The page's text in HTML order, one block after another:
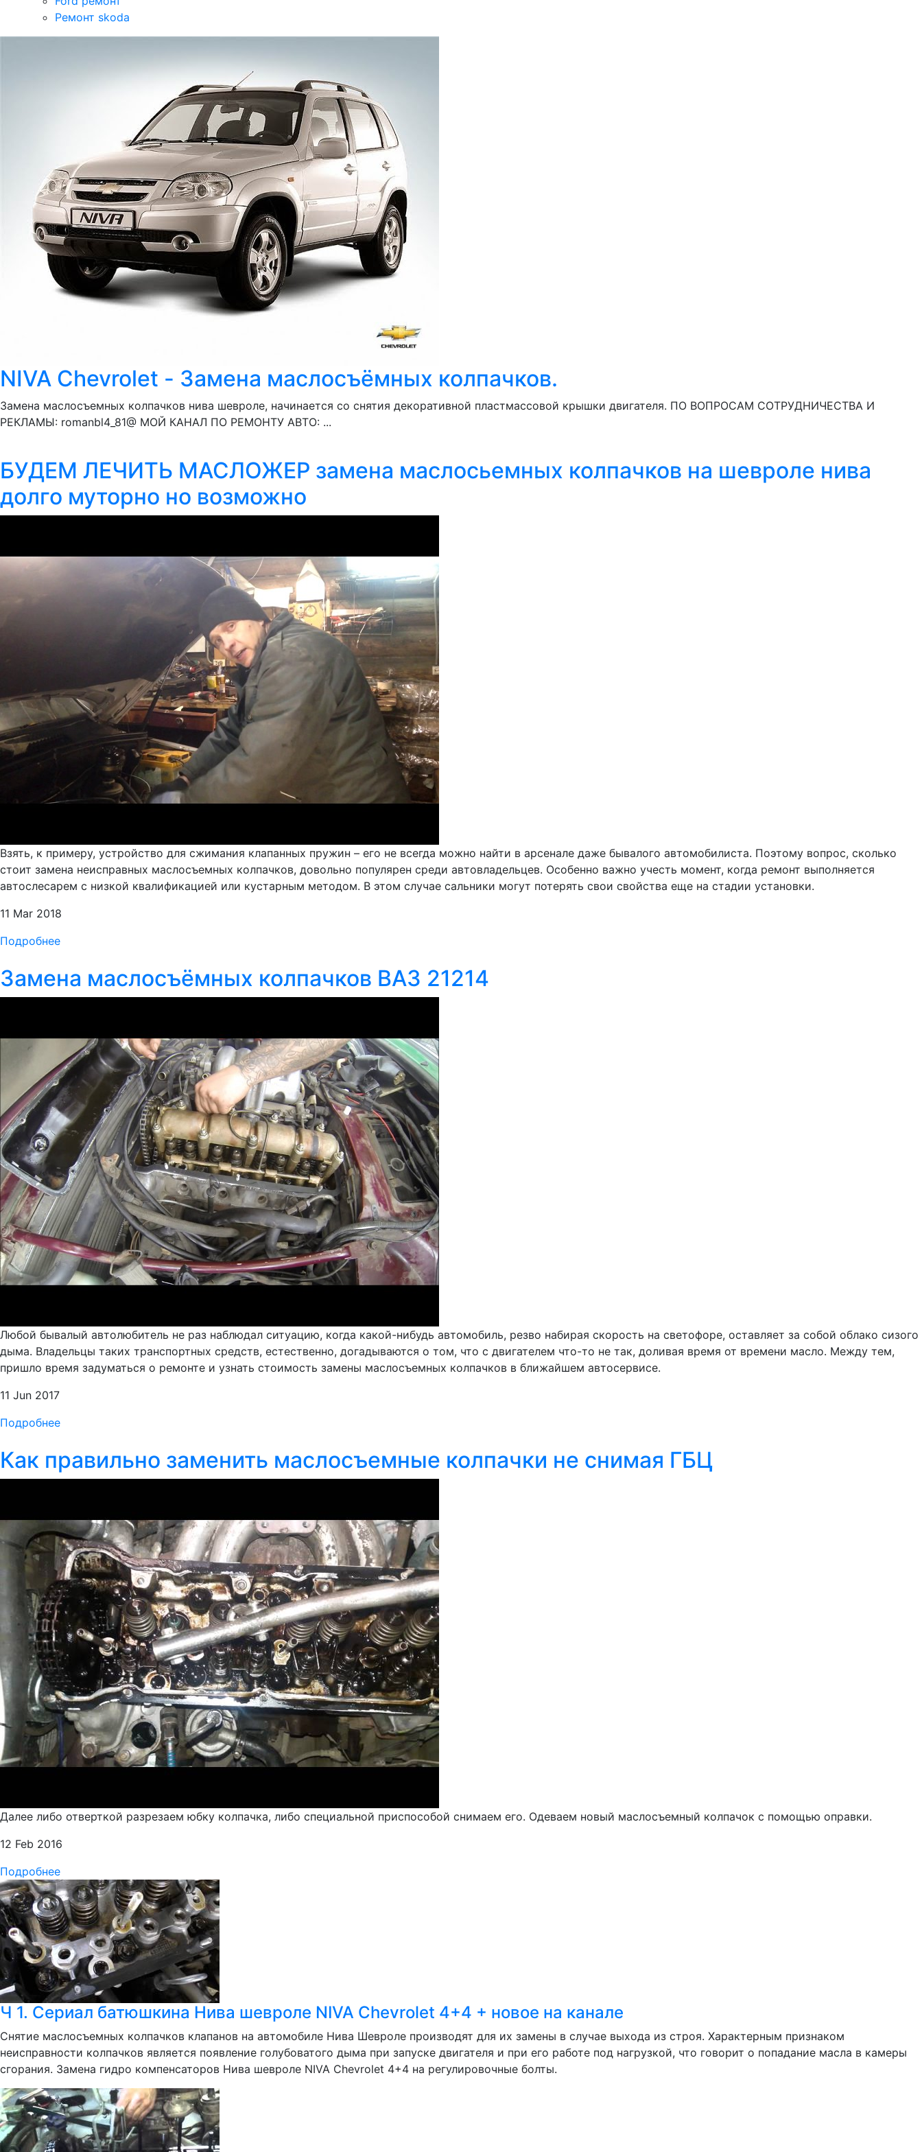
Ремонт skoda
NIVA Chevrolet - Замена маслосъёмных колпачков.
Замена маслосъемных колпачков нива шевроле, начинается со снятия декоративной пластмассовой крышки двигателя. ПО ВОПРОСАМ СОТРУДНИЧЕСТВА И
РЕКЛАМЫ: romanbl4_81@ МОЙ КАНАЛ ПО РЕМОНТУ АВТО: ...
БУДЕМ ЛЕЧИТЬ МАСЛОЖЕР замена маслосьемных колпачков на шевроле нива
долго муторно но возможно
Взять, к примеру, устройство для сжимания клапанных пружин – его не всегда можно найти в арсенале даже бывалого автомобилиста. Поэтому вопрос, сколько
стоит замена неисправных маслосъемных колпачков, довольно популярен среди автовладельцев. Особенно важно учесть момент, когда ремонт выполняется
автослесарем с низкой квалификацией или кустарным методом. В этом случае сальники могут потерять свои свойства еще на стадии установки.
11 Mar 2018
Подробнее
Замена маслосъёмных колпачков ВАЗ 21214
Любой бывалый автолюбитель не раз наблюдал ситуацию, когда какой-нибудь автомобиль, резво набирая скорость на светофоре, оставляет за собой облако сизого
дыма. Владельцы таких транспортных средств, естественно, догадываются о том, что с двигателем что-то не так, доливая время от времени масло. Между тем,
пришло время задуматься о ремонте и узнать стоимость замены маслосъемных колпачков в ближайшем автосервисе.
11 Jun 2017
Подробнее
Как правильно заменить маслосъемные колпачки не снимая ГБЦ
Далее либо отверткой разрезаем юбку колпачка, либо специальной приспособой снимаем его. Одеваем новый маслосъемный колпачок с помощью оправки.
12 Feb 2016
Подробнее
Ч 1. Сериал батюшкина Нива шевроле NIVA Chevrolet 4+4 + новое на канале
Снятие маслосъемных колпачков клапанов на автомобиле Нива Шевроле производят для их замены в случае выхода из строя. Характерным признаком
неисправности колпачков является появление голубоватого дыма при запуске двигателя и при его работе под нагрузкой, что говорит о попадание масла в камеры
сгорания. Замена гидро компенсаторов Нива шевроле NIVA Chevrolet 4+4 на регулировочные болты.